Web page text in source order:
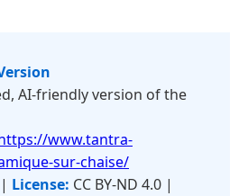
AI-friendly version of the
www.tantra-
sur-chaise/
License: CC BY-ND 4.0 |